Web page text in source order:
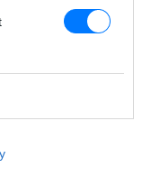
ΕΙΔΗΣΕΙΣ
Αμερικανοί που